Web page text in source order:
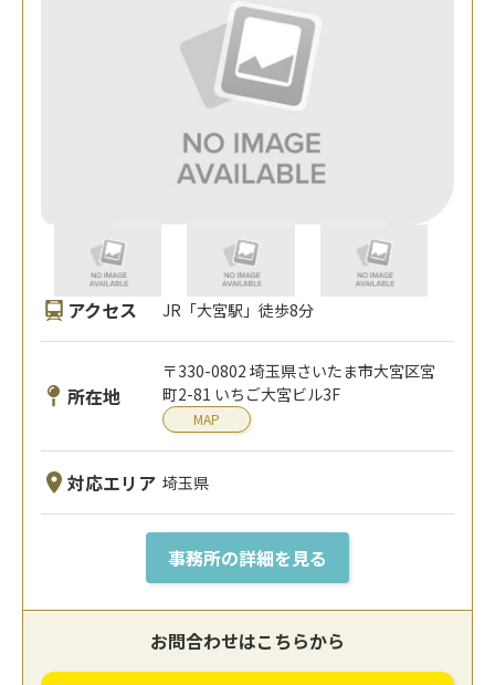
アクセス JR「大宮駅」徒歩8分
所在地
〒330-0802 埼玉県さいたま市大宮区宮
町2-81 いちご大宮ビル3F
MAP
対応エリア 埼玉県
事務所の詳細を見る
お問合わせはこちらから